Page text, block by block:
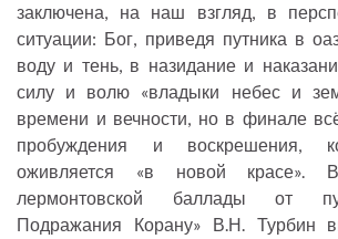
заключена, на наш взгляд, в
ситуации: Бог, приведя путника в
воду и тень, в назидание и
силу и волю «владыки небес и
времени и вечности, но в финале
пробуждения и воскрешения,
оживляется «в новой красе».
лермонтовской баллады от
Подражания Корану» В.Н. Турбин